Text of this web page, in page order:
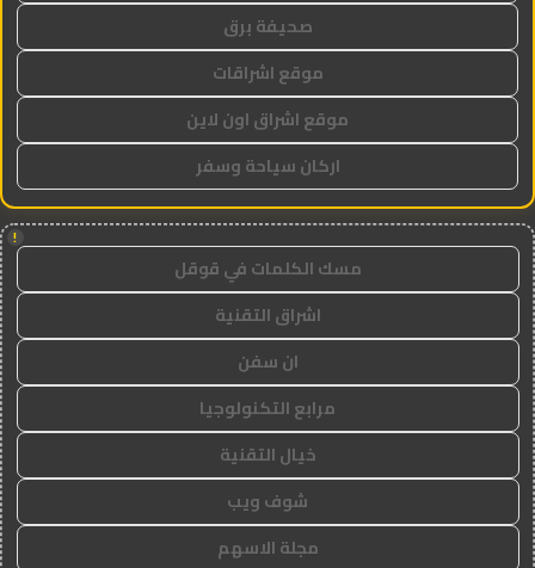
صحيفة برق
موقع اشراقات
موقع اشراق اون لاين
اركان سياحة وسفر
!
مسك الكلمات في قوقل
اشراق التقنية
ان سفن
مرابع التكنولوجيا
خيال التقنية
شوف ويب
مجلة الاسهم